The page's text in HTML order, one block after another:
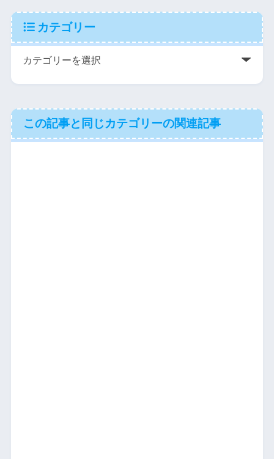
カテゴリー
この記事と同じカテゴリーの関連記事